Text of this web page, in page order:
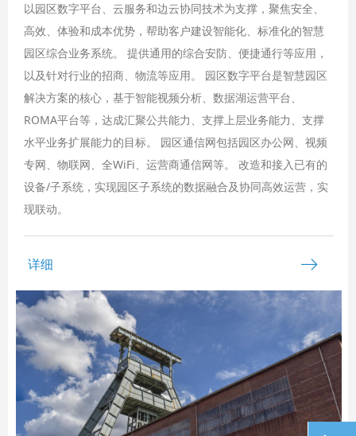
以园区数字平台、云服务和边云协同技术为支撑，聚焦安全、
高效、体验和成本优势，帮助客户建设智能化、标准化的智慧
园区综合业务系统。 提供通用的综合安防、便捷通行等应用，
以及针对行业的招商、物流等应用。 园区数字平台是智慧园区
解决方案的核心，基于智能视频分析、数据湖运营平台、
ROMA平台等，达成汇聚公共能力、支撑上层业务能力、支撑
水平业务扩展能力的目标。 园区通信网包括园区办公网、视频
专网、物联网、全WiFi、运营商通信网等。 改造和接入已有的
设备/子系统，实现园区子系统的数据融合及协同高效运营，实
现联动。
详细 ꁹ